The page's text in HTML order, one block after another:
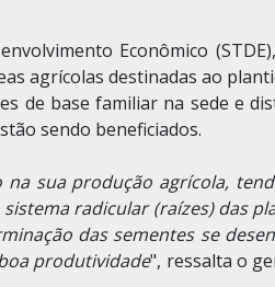
Econômico
agrícolas destinadas ao
de base familiar na sede e
sendo beneficiados.
sua produção agrícola,
radicular (raízes) das
das sementes se
produtividade", ressalta o